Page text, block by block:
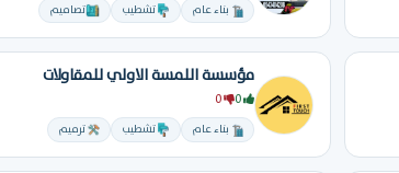
بناء عام تشطيب تصاميم
مؤسسة اللمسة الاولي للمقاولات
0
0
بناء عام تشطيب ترميم